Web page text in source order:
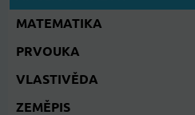
MATEMATIKA
PRVOUKA
VLASTIVĚDA
ZEMĚPIS